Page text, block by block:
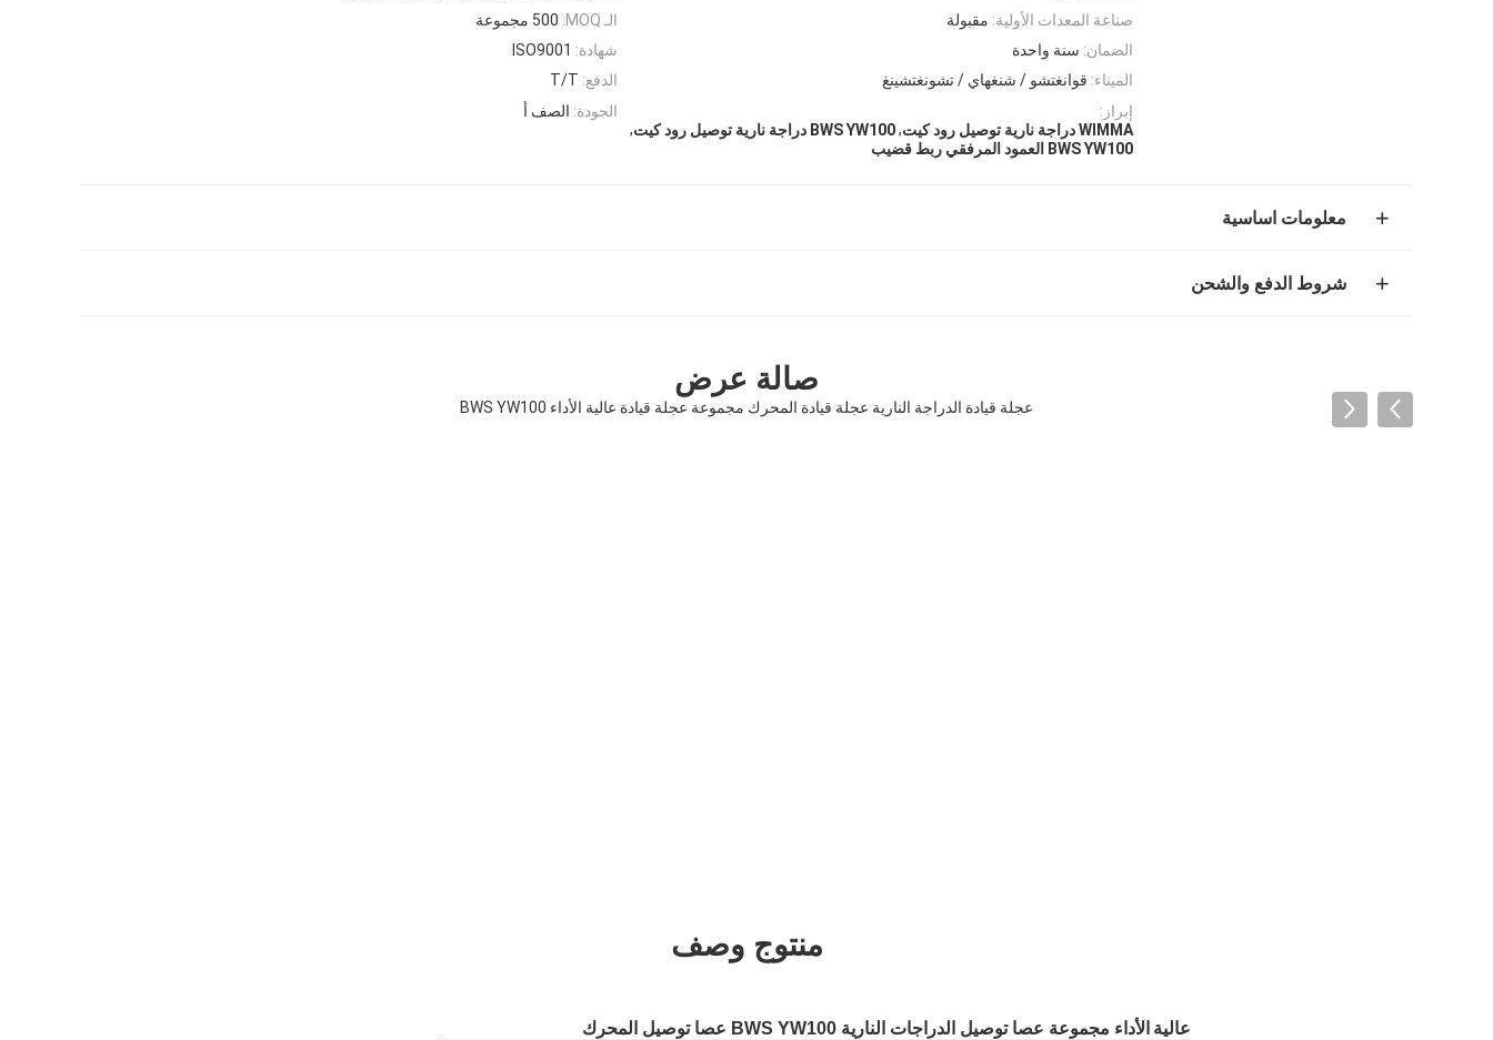
الـ MOQ:
500 مجموعة صناعة المعدات الأولية: مقبولة
شهادة: ISO9001 الضمان: سنة واحدة
الدفع: T/T الميناء: قوانغتشو / شنغهاي / تشونغتشينغ
الجودة: الصف أ
إبراز:
WIMMA دراجة نارية توصيل رود كيت
,BWS YW100 دراجة نارية توصيل رود كيت
,
BWS YW100 العمود المرفقي ربط قضيب
معلومات اساسية
شروط الدفع والشحن
صالة عرض
عجلة قيادة الدراجة النارية عجلة قيادة المحرك مجموعة عجلة قيادة عالية الأداء BWS YW100
منتوج وصف
عالية الأداء مجموعة عصا توصيل الدراجات النارية BWS YW100 عصا توصيل المحرك